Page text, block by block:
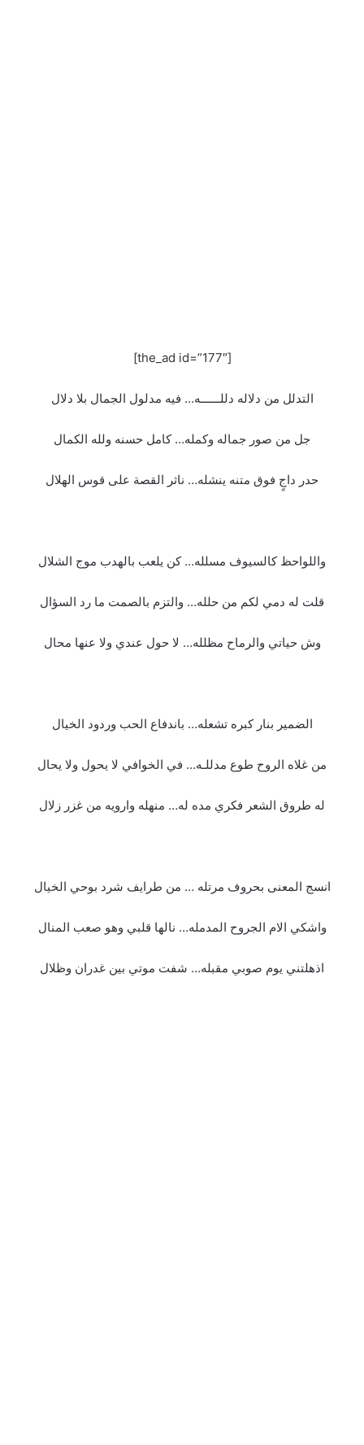
[the_ad id=”177″]
التدلل من دلاله دللــــــه… فيه مدلول الجمال بلا دلال
جل من صور جماله وكمله… كامل حسنه ولله الكمال
حدر داجٍ فوق متنه ينشله… ناثر القصة على قوس الهلال
واللواحظ كالسيوف مسلله… كن يلعب بالهدب موج الشلال
قلت له دمي لكم من حلله… والتزم بالصمت ما رد السؤال
وش حياتي والرماح مظلله… لا حول عندي ولا عنها محال
الضمير بنار كبره تشعله… باندفاع الحب وردود الخيال
من غلاه الروح طوع مدللـه… في الخوافي لا يحول ولا يحال
له طروق الشعر فكري مده له… منهله وارويه من غزر زلال
انسج المعنى بحروف مرتله … من طرايف شرد بوحي الخيال
واشكي الام الجروح المدمله… نالها قلبي وهو صعب المنال
اذهلتني يوم صوبي مقبله… شفت موتي بين غدران وظلال